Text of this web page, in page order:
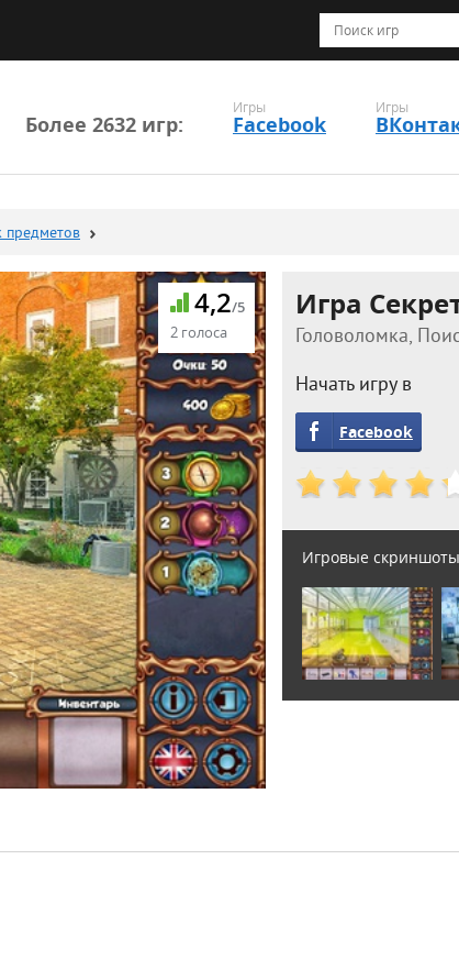
Более 2632 игр:
Игры
Facebook
Игры
предметов
4,2/5
2 голоса
Игра
Головоломка,
Начать игру в
Facebook
Игровые